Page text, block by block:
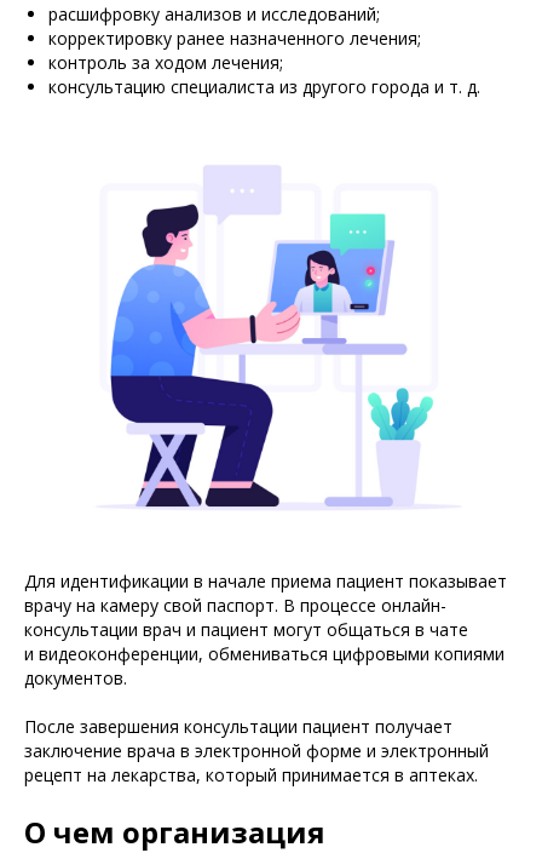
расшифровку анализов и исследований;
корректировку ранее назначенного лечения;
контроль за ходом лечения;
консультацию специалиста из другого города и т. д.
Для идентификации в начале приема пациент показывает
врачу на камеру свой паспорт. В процессе онлайн-
консультации врач и пациент могут общаться в чате
и видеоконференции, обмениваться цифровыми копиями
документов.
После завершения консультации пациент получает
заключение врача в электронной форме и электронный
рецепт на лекарства, который принимается в аптеках.
О чем организация